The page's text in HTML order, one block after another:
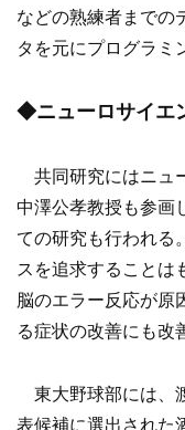
などの熟練者までの
タを元にプログラミ
◆ニューロサイエ
共同研究にはニュ
中澤公孝教授も参画
ての研究も行われる
スを追求することは
脳のエラー反応が原
る症状の改善にも改
東大野球部には、
表候補に選出された